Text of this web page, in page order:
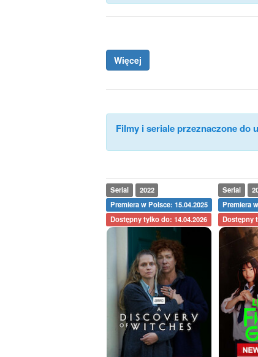
Więcej
Filmy i seriale przeznaczone do
Serial
2022
Premiera w Polsce: 15.04.2025
Dostępny tylko do: 14.04.2026
Serial
Premiera
Dostępny